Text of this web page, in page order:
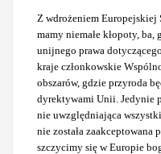
Z wdrożeniem
mamy niemałe kłopoty, ba,
unijnego prawa
kraje członkowskie
obszarów, gdzie przyroda
dyrektywami Unii. Jedynie
nie uwzględniająca
nie została zaakceptowana
szczycimy się w Europie